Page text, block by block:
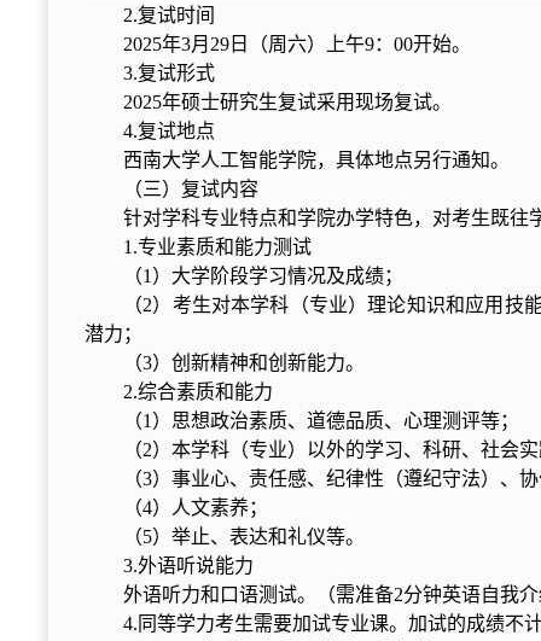
2.复试时间
2025年3月29日（周六）上午9：00开始。
3.复试形式
2025年硕士研究生复试采用现场复试。
4.复试地点
西南大学人工智能学院，具体地点另行通知。
（三）复试内容
针对学科专业特点和学院办学特色，对考生既
1.专业素质和能力测试
（1）大学阶段学习情况及成绩；
（2）考生对本学科（专业）理论知识和应用
潜力；
（3）创新精神和创新能力。
2.综合素质和能力
（1）思想政治素质、道德品质、心理测评等；
（2）本学科（专业）以外的学习、科研、社会
（3）事业心、责任感、纪律性（遵纪守法）、
（4）人文素养；
（5）举止、表达和礼仪等。
3.外语听说能力
外语听力和口语测试。（需准备2分钟英语自我
4.同等学力考生需要加试专业课。加试的成绩不